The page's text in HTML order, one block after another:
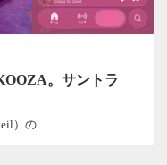
。サントラ
）の...